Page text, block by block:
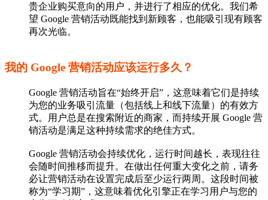
贵企业购买意向的用户，并进行了相应的优化。我们希
望 Google 营销活动既能找到新顾客，也能吸引现有顾客
再次光临。
我的 Google 营销活动应该运行多久？
Google 营销活动旨在“始终开启”，这意味着它们是持续
为您的业务吸引流量（包括线上和线下流量）的有效方
式。用户总是在搜索附近的商家，而持续开展 Google 营
销活动是满足这种持续需求的绝佳方式。
Google 营销活动会持续优化，运行时间越长，表现往往
会随时间推移而提升。在做出任何重大变化之前，请务
必让营销活动在设置完成后至少运行两周。这段时间被
称为“学习期”，这意味着优化引擎正在学习用户与您的